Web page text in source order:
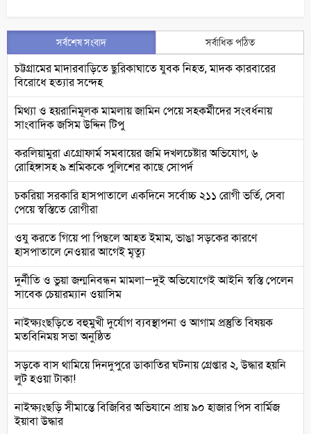
সর্বশেষ সংবাদ সর্বাধিক পঠিত
চট্টগ্রামের মাদারবাড়িতে ছুরিকাঘাতে যুবক নিহত, মাদক কারবারের
বিরোধে হত্যার সন্দেহ
মিথ্যা ও হয়রানিমূলক মামলায় জামিন পেয়ে সহকর্মীদের সংবর্ধনায়
সাংবাদিক জসিম উদ্দিন টিপু
করলিয়ামুরা এগ্রোফার্ম সমবায়ের জমি দখলচেষ্টার অভিযোগ, ৬
রোহিঙ্গাসহ ৯ শ্রমিককে পুলিশের কাছে সোপর্দ
চকরিয়া সরকারি হাসপাতালে একদিনে সর্বোচ্চ ২১১ রোগী ভর্তি, সেবা
পেয়ে স্বস্তিতে রোগীরা
ওযু করতে গিয়ে পা পিছলে আহত ইমাম, ভাঙা সড়কের কারণে
হাসপাতালে নেওয়ার আগেই মৃত্যু
দুর্নীতি ও ভুয়া জন্মনিবন্ধন মামলা—দুই অভিযোগেই আইনি স্বস্তি পেলেন
সাবেক চেয়ারম্যান ওয়াসিম
নাইক্ষ্যংছড়িতে বহুমুখী দুর্যোগ ব্যবস্থাপনা ও আগাম প্রস্তুতি বিষয়ক
মতবিনিময় সভা অনুষ্ঠিত
সড়কে বাস থামিয়ে দিনদুপুরে ডাকাতির ঘটনায় গ্রেপ্তার ২, উদ্ধার হয়নি
লুট হওয়া টাকা!
নাইক্ষ্যংছড়ি সীমান্তে বিজিবির অভিযানে প্রায় ৯০ হাজার পিস বার্মিজ
ইয়াবা উদ্ধার